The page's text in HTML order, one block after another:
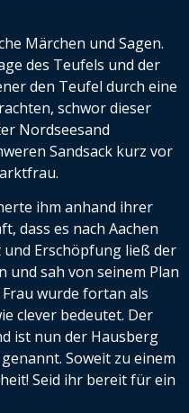
Märchen und Sagen.
des Teufels und der
den Teufel durch eine
schwor dieser
Nordseesand
Sandsack kurz vor
ihm anhand ihrer
dass es nach Aachen
und Erschöpfung ließ der
und sah von seinem Plan
wurde fortan als
clever bedeutet. Der
ist nun der Hausberg
Soweit zu einem
Seid ihr bereit für ein